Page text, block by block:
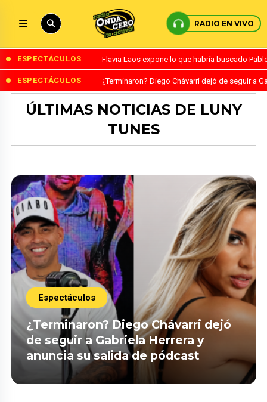
RADIO EN VIVO
ESPECTÁCULOS Flavia Laos expone lo que habría buscado
ESPECTÁCULOS ¿Terminaron? Diego Chávarri dejó de seguir a
ÚLTIMAS NOTICIAS DE LUNY
TUNES
Espectáculos
¿Terminaron? Diego Chávarri dejó
de seguir a Gabriela Herrera y
anuncia su salida de pódcast